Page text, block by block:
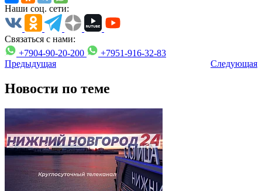
Наши соц. сети:
Связаться с нами:
+7904-90-20-200
+7951-916-32-83
Предыдущая
Следующая
Новости по теме